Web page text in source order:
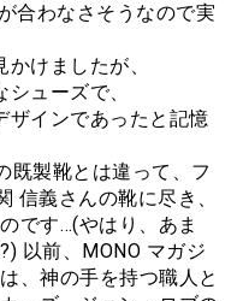
合わなさそうなので実
けましたが、
ューズで、
ザインであったと記憶
既製靴とは違って、フ
信義さんの靴に尽き、
です…(やはり、あま
以前、MONO マガジ
、神の手を持つ職人と